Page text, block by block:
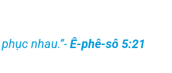
nhau.”- Ê-phê-sô 5:21